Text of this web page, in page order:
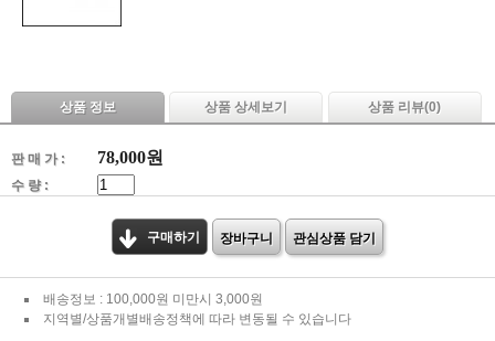
상품 정보 상품 상세보기 상품 리뷰(0)
판 매 가 : 78,000원
수 량 :
구매하기 장바구니 관심상품 담기
배송정보 : 100,000원 미만시 3,000원
지역별/상품개별배송정책에 따라 변동될 수 있습니다